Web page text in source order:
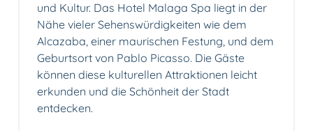
und Kultur. Das Hotel Malaga Spa liegt in der
Nähe vieler Sehenswürdigkeiten wie dem
Alcazaba, einer maurischen Festung, und dem
Geburtsort von Pablo Picasso. Die Gäste
können diese kulturellen Attraktionen leicht
erkunden und die Schönheit der Stadt
entdecken.